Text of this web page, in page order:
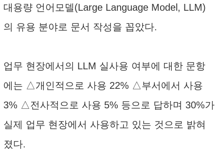
대용량 언어모델(Large Language Model, LLM)
의 유용 분야로 문서 작성을 꼽았다.
업무 현장에서의 LLM 실사용 여부에 대한 문항
에는 △개인적으로 사용 22% △부서에서 사용
3% △전사적으로 사용 5% 등으로 답하며 30%가
실제 업무 현장에서 사용하고 있는 것으로 밝혀
졌다.